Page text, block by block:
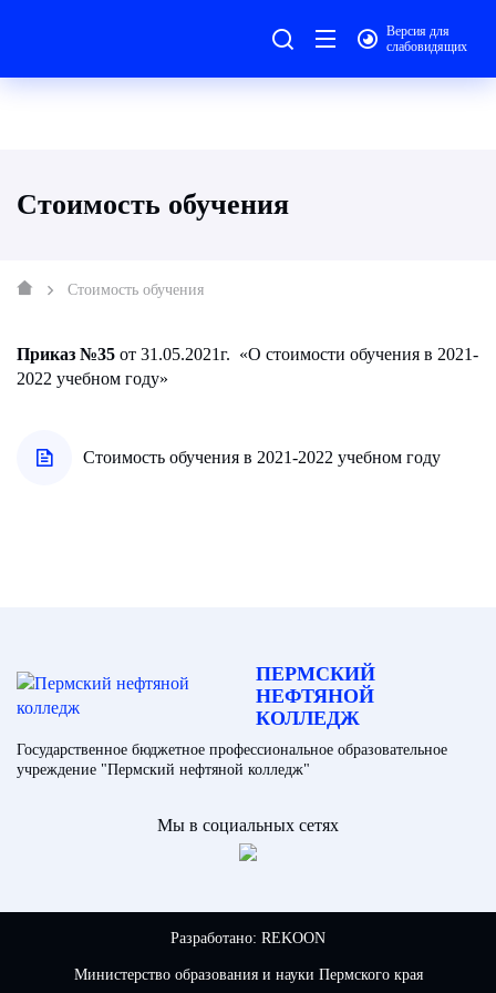
Версия для
слабовидящих
Стоимость обучения
Стоимость обучения
Приказ №35 от 31.05.2021г. «О стоимости обучения в 2021-
2022 учебном году»
Стоимость обучения в 2021-2022 учебном году
ПЕРМСКИЙ
НЕФТЯНОЙ
КОЛЛЕДЖ
Государственное бюджетное профессиональное образовательное
учреждение "Пермский нефтяной колледж"
Мы в социальных сетях
Разработано: REKOON
Министерство образования и науки Пермского края